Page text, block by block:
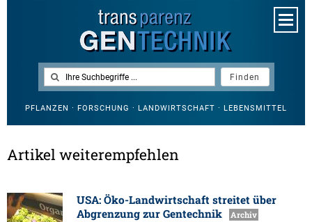
PFLANZEN · FORSCHUNG · LANDWIRTSCHAFT · LEBENSMITTEL
Artikel weiterempfehlen
USA: Öko-Landwirtschaft streitet über
Abgrenzung zur Gentechnik
Archiv